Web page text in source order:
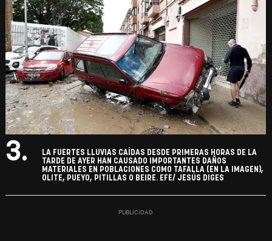
3.
LA FUERTES LLUVIAS CAÍDAS DESDE PRIMERAS HORAS DE LA
TARDE DE AYER HAN CAUSADO IMPORTANTES DAÑOS
MATERIALES EN POBLACIONES COMO TAFALLA (EN LA IMAGEN),
OLITE, PUEYO, PITILLAS O BEIRE. EFE/ JESÚS DIGES